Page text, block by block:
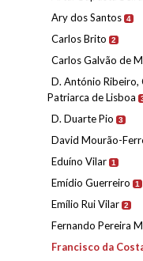
Ary dos Santos 4
Carlos Brito 2
Carlos Galvão de
D. António Ribeiro,
Patriarca de Lisboa
D. Duarte Pio 3
David Mourão-
Eduíno Vilar 1
Emídio Guerreiro 1
Emílio Rui Vilar 2
Fernando Pereira
Francisco da